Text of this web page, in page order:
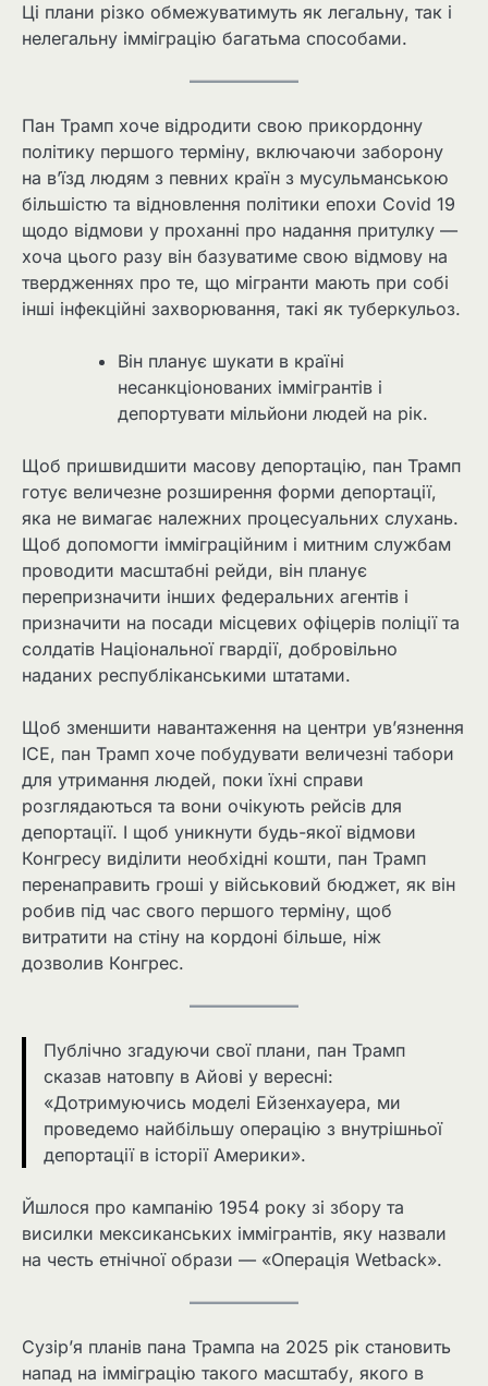
Ці плани різко обмежуватимуть як легальну, так і
нелегальну імміграцію багатьма способами.
Пан Трамп хоче відродити свою прикордонну
політику першого терміну, включаючи заборону
на в’їзд людям з певних країн з мусульманською
більшістю та відновлення політики епохи Covid 19
щодо відмови у проханні про надання притулку —
хоча цього разу він базуватиме свою відмову на
твердженнях про те, що мігранти мають при собі
інші інфекційні захворювання, такі як туберкульоз.
Він планує шукати в країні
несанкціонованих іммігрантів і
депортувати мільйони людей на рік.
Щоб пришвидшити масову депортацію, пан Трамп
готує величезне розширення форми депортації,
яка не вимагає належних процесуальних слухань.
Щоб допомогти імміграційним і митним службам
проводити масштабні рейди, він планує
перепризначити інших федеральних агентів і
призначити на посади місцевих офіцерів поліції та
солдатів Національної гвардії, добровільно
наданих республіканськими штатами.
Щоб зменшити навантаження на центри ув’язнення
ICE, пан Трамп хоче побудувати величезні табори
для утримання людей, поки їхні справи
розглядаються та вони очікують рейсів для
депортації. І щоб уникнути будь-якої відмови
Конгресу виділити необхідні кошти, пан Трамп
перенаправить гроші у військовий бюджет, як він
робив під час свого першого терміну, щоб
витратити на стіну на кордоні більше, ніж
дозволив Конгрес.
Публічно згадуючи свої плани, пан Трамп
сказав натовпу в Айові у вересні:
«Дотримуючись моделі Ейзенхауера, ми
проведемо найбільшу операцію з внутрішньої
депортації в історії Америки».
Йшлося про кампанію 1954 року зі збору та
висилки мексиканських іммігрантів, яку назвали
на честь етнічної образи — «Операція Wetback».
Сузір’я планів пана Трампа на 2025 рік становить
напад на імміграцію такого масштабу, якого в